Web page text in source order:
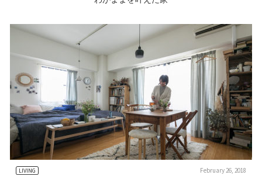
LIVING February 26, 2018